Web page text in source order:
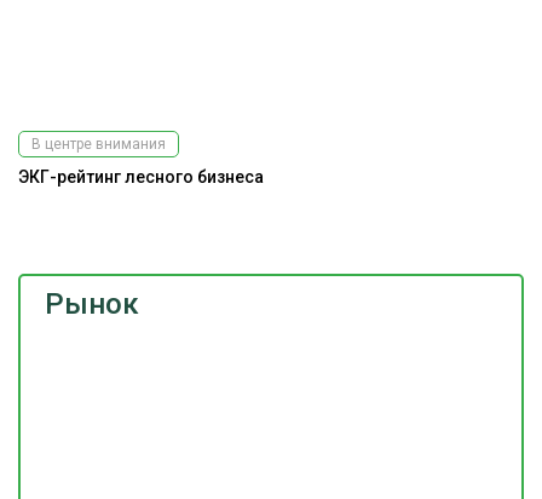
Рынок
В центре внимания
ЭКГ-рейтинг лесного бизнеса